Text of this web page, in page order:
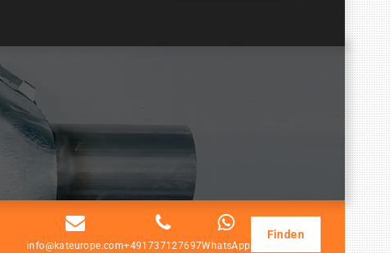
info@kateurope.com+491737127697WhatsApp
Finden